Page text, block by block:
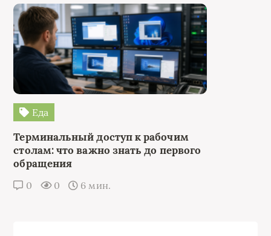
Еда
Терминальный доступ к рабочим
столам: что важно знать до первого
обращения
0 0 6 мин.